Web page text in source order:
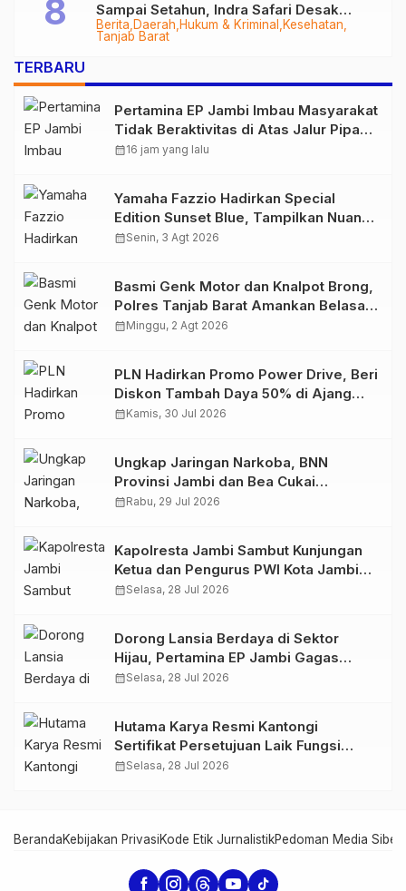
Berita Daerah Hukum & Kriminal
Kesehatan
Tanjab Barat
Sampai Setahun, Indra Safari Desak
Audit Menyeluruh
TERBARU
Pertamina EP Jambi Imbau Masyarakat
Tidak Beraktivitas di Atas Jalur Pipa
Migas Demi Keselamatan Bersama
calendar_month16 jam yang lalu
Yamaha Fazzio Hadirkan Special
Edition Sunset Blue, Tampilkan Nuansa
Retro Summer yang Semakin Skena
calendar_monthSenin, 3 Agt 2026
Basmi Genk Motor dan Knalpot Brong,
Polres Tanjab Barat Amankan Belasan
Kendaraan
calendar_monthMinggu, 2 Agt 2026
PLN Hadirkan Promo Power Drive, Beri
Diskon Tambah Daya 50% di Ajang
GIIAS 2026
calendar_monthKamis, 30 Jul 2026
Ungkap Jaringan Narkoba, BNN
Provinsi Jambi dan Bea Cukai
Amankan Sembilan Pelaku beserta
calendar_monthRabu, 29 Jul 2026
Kapolresta Jambi Sambut Kunjungan
Ketua dan Pengurus PWI Kota Jambi
Perkuat Sinergi dan Kolaborasi
calendar_monthSelasa, 28 Jul 2026
Dorong Lansia Berdaya di Sektor
Hijau, Pertamina EP Jambi Gagas
Lansiapreneur Batik Eco-Print
calendar_monthSelasa, 28 Jul 2026
Hutama Karya Resmi Kantongi
Sertifikat Persetujuan Laik Fungsi
Struktur Jembatan Musi V Tol
calendar_monthSelasa, 28 Jul 2026
BerandaKebijakan PrivasiKode Etik JurnalistikPedoman Media Siber